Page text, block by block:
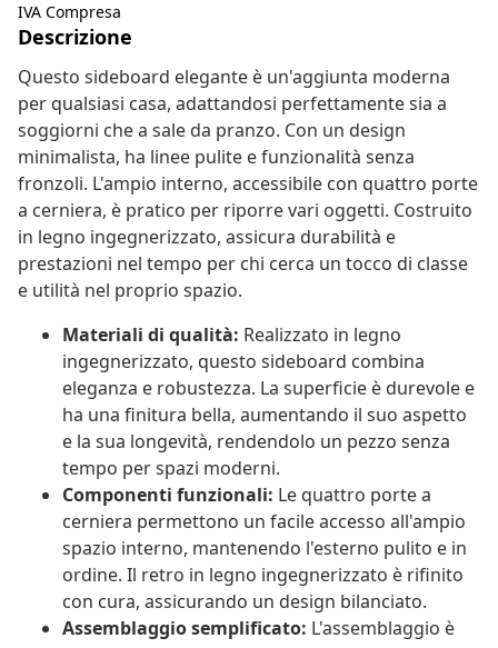
IVA Compresa
Descrizione
Questo sideboard elegante è un'aggiunta moderna
per qualsiasi casa, adattandosi perfettamente sia a
soggiorni che a sale da pranzo. Con un design
minimalista, ha linee pulite e funzionalità senza
fronzoli. L'ampio interno, accessibile con quattro porte
a cerniera, è pratico per riporre vari oggetti. Costruito
in legno ingegnerizzato, assicura durabilità e
prestazioni nel tempo per chi cerca un tocco di classe
e utilità nel proprio spazio.
Materiali di qualità: Realizzato in legno
ingegnerizzato, questo sideboard combina
eleganza e robustezza. La superficie è durevole e
ha una finitura bella, aumentando il suo aspetto
e la sua longevità, rendendolo un pezzo senza
tempo per spazi moderni.
Componenti funzionali: Le quattro porte a
cerniera permettono un facile accesso all'ampio
spazio interno, mantenendo l'esterno pulito e in
ordine. Il retro in legno ingegnerizzato è rifinito
con cura, assicurando un design bilanciato.
Assemblaggio semplificato: L'assemblaggio è